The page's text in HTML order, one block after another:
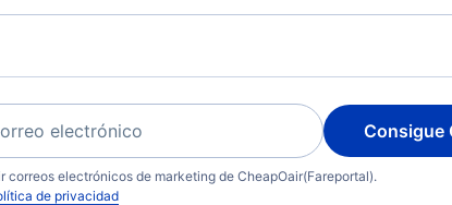
Consigue
correos electrónicos de marketing de CheapOair(Fareportal).
de privacidad